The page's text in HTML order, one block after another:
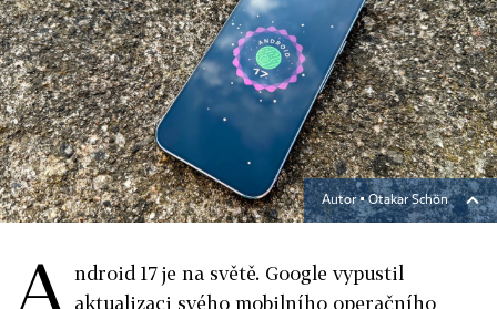
Autor ▪Otakar Schön
A ndroid 17 je na světě. Google vypustil
aktualizaci svého mobilního operačního